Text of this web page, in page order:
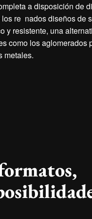
a disposición de
re nados diseños de
y resistente, una
como los aglomerados
metales.